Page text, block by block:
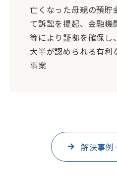
亡くなった母親の預貯
て訴訟を提起、金融機
等により証拠を確保し
大半が認められる有利
事案
解決事例